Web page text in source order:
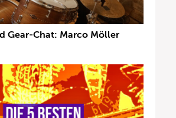
Gear-Chat: Marco Möller